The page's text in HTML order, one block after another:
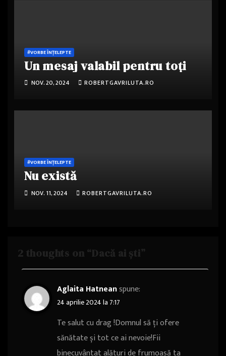
#VORBE ÎNȚELEPTE
Un mesaj valabil pentru toți
NOV. 20, 2024 ROBERTGAVRILUTA.RO
#VORBE ÎNȚELEPTE
Nu există
NOV. 11, 2024 ROBERTGAVRILUTA.RO
2 thoughts on “Dacă ai ști”
Aglaita Hatneanspune:
24 aprilie 2024 la 7:17
Te salut cu drag !Domnul să ți ofere
sănătate și tot ce ai nevoie!Fii
binecuvântat alături de frumoasă ta